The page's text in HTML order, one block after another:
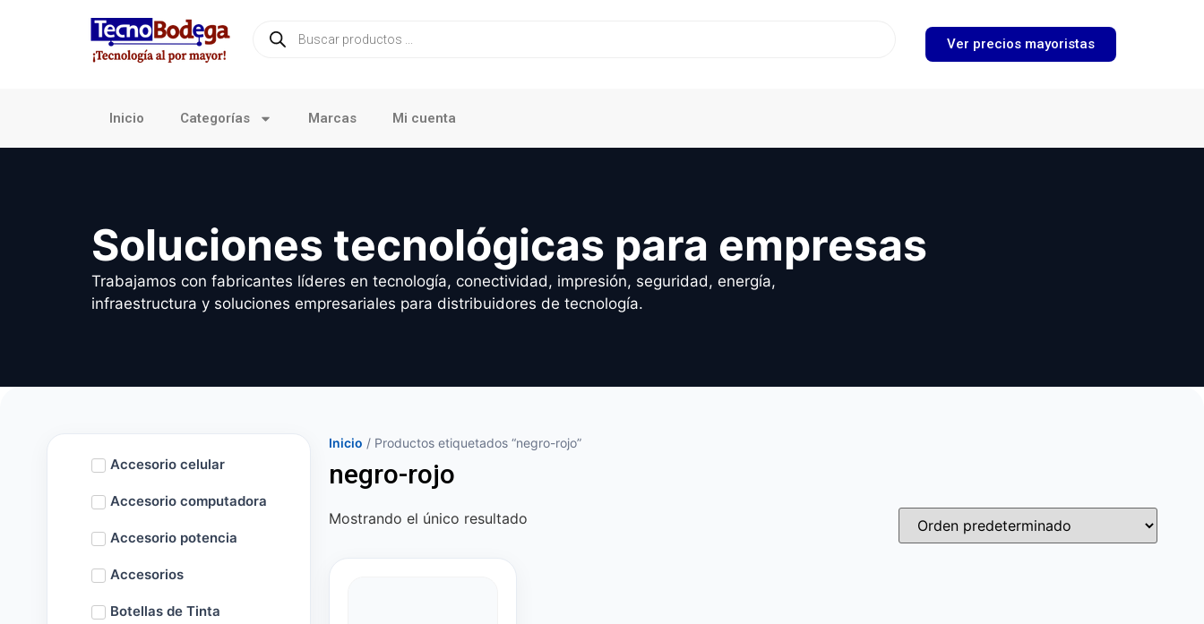
Ver precios mayoristas
Inicio Categorías Marcas Mi cuenta
Soluciones tecnológicas para empresas
Trabajamos con fabricantes líderes en tecnología, conectividad, impresión, seguridad, energía,
infraestructura y soluciones empresariales para distribuidores de tecnología.
Accesorio celular
Accesorio computadora
Accesorio potencia
Accesorios
Botellas de Tinta
Inicio / Productos etiquetados “negro-rojo”
negro-rojo
Mostrando el único resultado